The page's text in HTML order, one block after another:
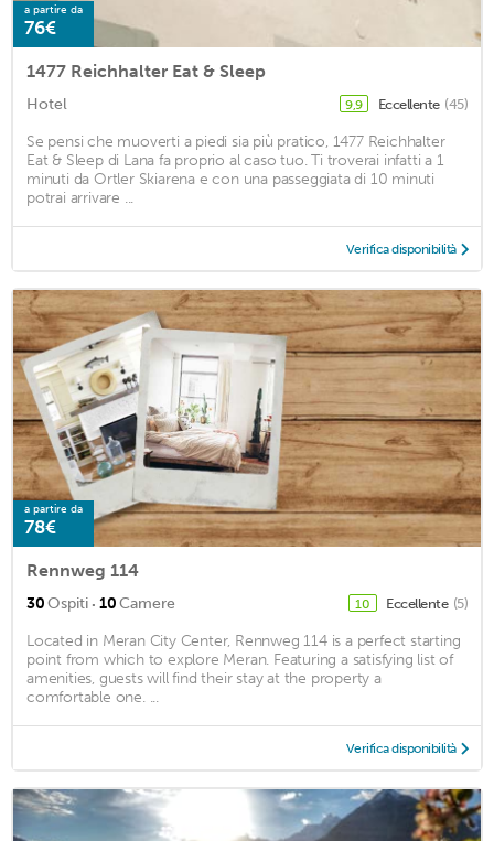
a partire da
76€
1477 Reichhalter Eat & Sleep
Hotel 9,9 Eccellente (45)
Se pensi che muoverti a piedi sia più pratico, 1477 Reichhalter
Eat & Sleep di Lana fa proprio al caso tuo. Ti troverai infatti a 1
minuti da Ortler Skiarena e con una passeggiata di 10 minuti
potrai arrivare ...
Verifica disponibilità
a partire da
78€
Rennweg 114
30Ospiti · 10Camere 10 Eccellente (5)
Located in Meran City Center, Rennweg 114 is a perfect starting
point from which to explore Meran. Featuring a satisfying list of
amenities, guests will find their stay at the property a
comfortable one. ...
Verifica disponibilità